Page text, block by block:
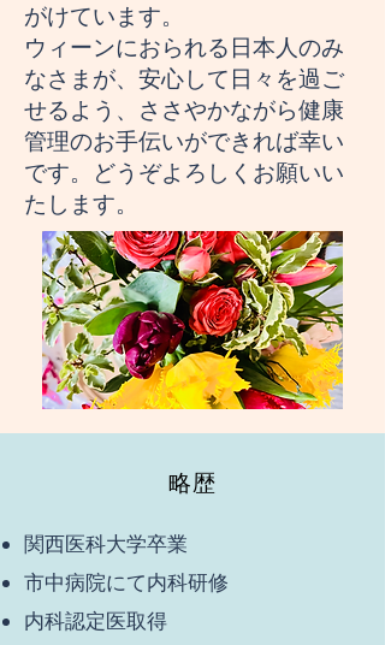
がけています。
ウィーンにおられる日本人のみ
なさまが、安心して日々を過ご
せるよう、ささやかながら健康
管理のお手伝いができれば幸い
です。どうぞよろしくお願いい
たします。
略歴
関西医科大学卒業
市中病院にて内科研修​
​内科認定医取得